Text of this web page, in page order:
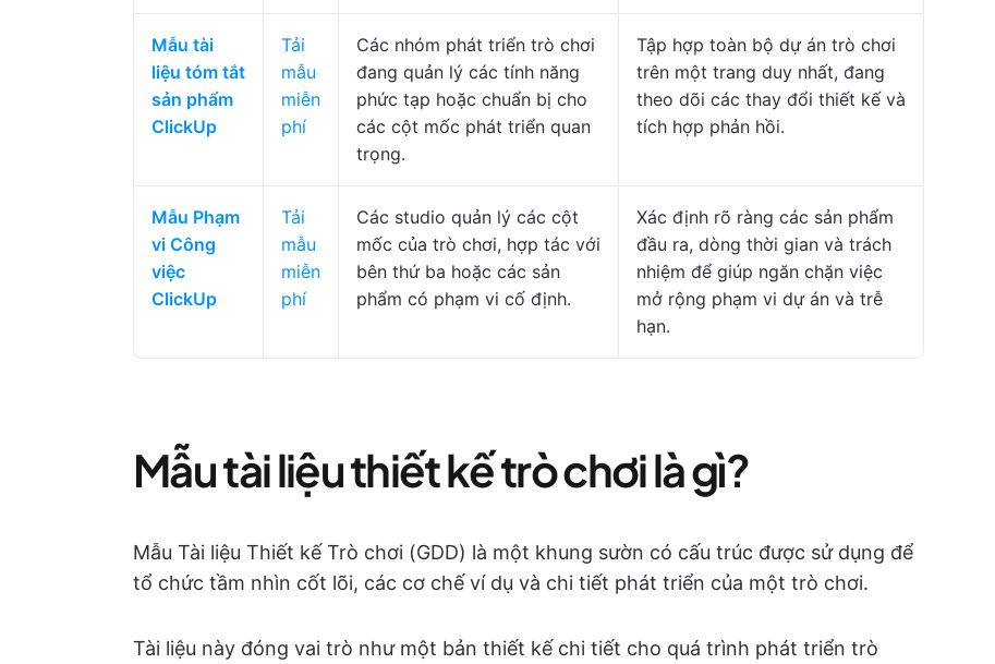
Mẫu tài
liệu tóm tắt
sản phẩm
ClickUp
Tải
mẫu
miễn
phí
Các nhóm phát triển trò chơi
đang quản lý các tính năng
phức tạp hoặc chuẩn bị cho
các cột mốc phát triển quan
trọng.
Tập hợp toàn bộ dự án trò chơi
trên một trang duy nhất, đang
theo dõi các thay đổi thiết kế và
tích hợp phản hồi.
Mẫu Phạm
vi Công
việc
ClickUp
Tải
mẫu
miễn
phí
Các studio quản lý các cột
mốc của trò chơi, hợp tác với
bên thứ ba hoặc các sản
phẩm có phạm vi cố định.
Xác định rõ ràng các sản phẩm
đầu ra, dòng thời gian và trách
nhiệm để giúp ngăn chặn việc
mở rộng phạm vi dự án và trễ
hạn.
Mẫu tài liệu thiết kế trò chơi là gì?
Mẫu Tài liệu Thiết kế Trò chơi (GDD) là một khung sườn có cấu trúc được sử dụng để
tổ chức tầm nhìn cốt lõi, các cơ chế ví dụ và chi tiết phát triển của một trò chơi.
Tài liệu này đóng vai trò như một bản thiết kế chi tiết cho quá trình phát triển trò